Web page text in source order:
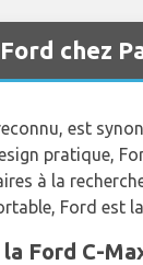
chez
est
pratique,
à la
Ford est
Ford C-